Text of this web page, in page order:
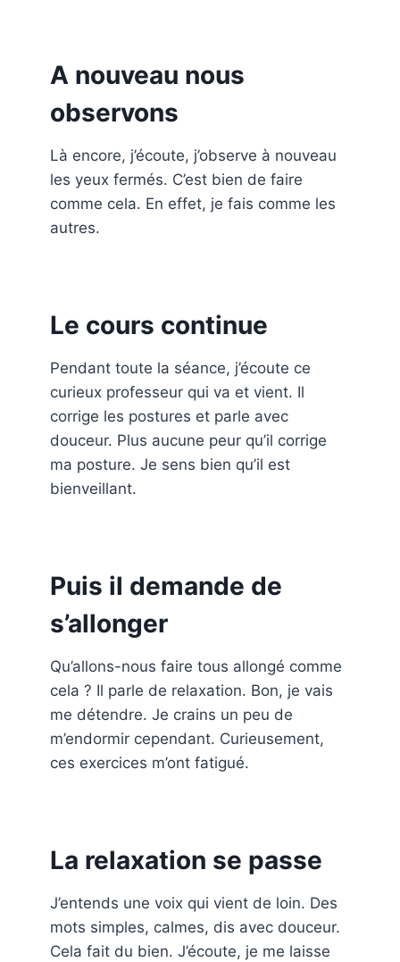
A nouveau nous
observons
Là encore, j’écoute, j’observe à nouveau
les yeux fermés. C’est bien de faire
comme cela. En effet, je fais comme les
autres.
Le cours continue
Pendant toute la séance, j’écoute ce
curieux professeur qui va et vient. Il
corrige les postures et parle avec
douceur. Plus aucune peur qu’il corrige
ma posture. Je sens bien qu’il est
bienveillant.
Puis il demande de
s’allonger
Qu’allons-nous faire tous allongé comme
cela ? Il parle de relaxation. Bon, je vais
me détendre. Je crains un peu de
m’endormir cependant. Curieusement,
ces exercices m’ont fatigué.
La relaxation se passe
J’entends une voix qui vient de loin. Des
mots simples, calmes, dis avec douceur.
Cela fait du bien. J’écoute, je me laisse